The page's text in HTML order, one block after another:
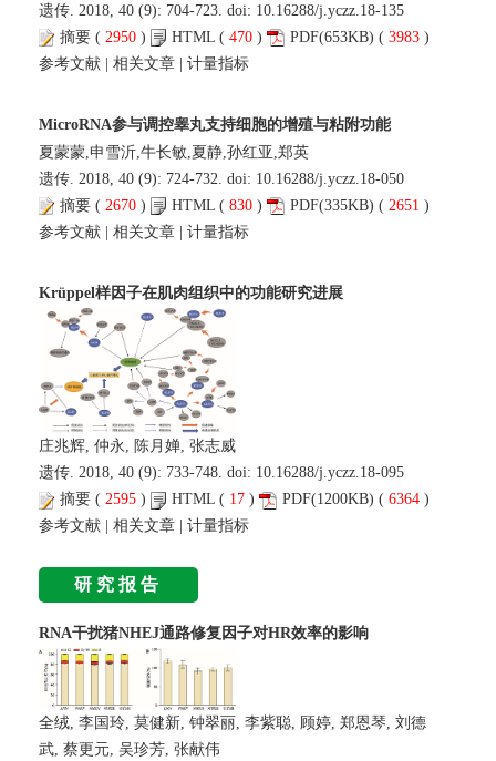
遗传. 2018, 40 (9): 704-723. doi: 10.16288/j.yczz.18-135
摘要 ( 2950 ) HTML ( 470 ) PDF(653KB) ( 3983 )
参考文献 | 相关文章 | 计量指标
MicroRNA参与调控睾丸支持细胞的增殖与粘附功能
夏蒙蒙,申雪沂,牛长敏,夏静,孙红亚,郑英
遗传. 2018, 40 (9): 724-732. doi: 10.16288/j.yczz.18-050
摘要 ( 2670 ) HTML ( 830 ) PDF(335KB) ( 2651 )
参考文献 | 相关文章 | 计量指标
Krüppel样因子在肌肉组织中的功能研究进展
庄兆辉, 仲永, 陈月婵, 张志威
遗传. 2018, 40 (9): 733-748. doi: 10.16288/j.yczz.18-095
摘要 ( 2595 ) HTML ( 17 ) PDF(1200KB) ( 6364 )
参考文献
相关文章 计量指标
研究报告
RNA干扰猪NHEJ通路修复因子对HR效率的影响
全绒, 李国玲, 莫健新, 钟翠丽, 李紫聪, 顾婷, 郑恩琴, 刘德
武, 蔡更元, 吴珍芳, 张献伟